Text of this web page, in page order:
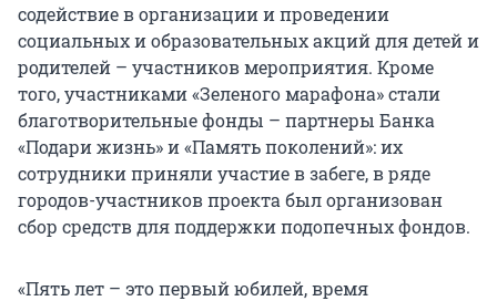
содействие в организации и проведении
социальных и образовательных акций для детей и
родителей – участников мероприятия. Кроме
того, участниками «Зеленого марафона» стали
благотворительные фонды – партнеры Банка
«Подари жизнь» и «Память поколений»: их
сотрудники приняли участие в забеге, в ряде
городов-участников проекта был организован
сбор средств для поддержки подопечных фондов.
«Пять лет – это первый юбилей, время